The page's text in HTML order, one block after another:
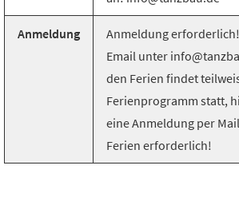
Anmeldung
Anmeldung
Email unter
den Ferien findet
Ferienprogramm statt,
eine Anmeldung per
Ferien erforderlich!